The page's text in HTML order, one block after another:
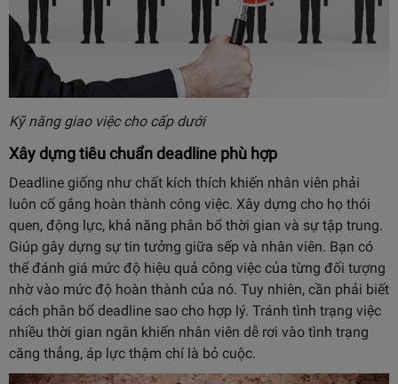
Kỹ năng giao việc cho cấp dưới
Xây dựng tiêu chuẩn deadline phù hợp
Deadline giống như chất kích thích khiến nhân viên phải
luôn cố gắng hoàn thành công việc. Xây dựng cho họ thói
quen, động lực, khả năng phân bổ thời gian và sự tập trung.
Giúp gây dựng sự tin tưởng giữa sếp và nhân viên. Bạn có
thể đánh giá mức độ hiệu quả công việc của từng đối tượng
nhờ vào mức độ hoàn thành của nó. Tuy nhiên, cần phải biết
cách phân bổ deadline sao cho hợp lý. Tránh tình trạng việc
nhiều thời gian ngắn khiến nhân viên dễ rơi vào tình trạng
căng thẳng, áp lực thậm chí là bỏ cuộc.